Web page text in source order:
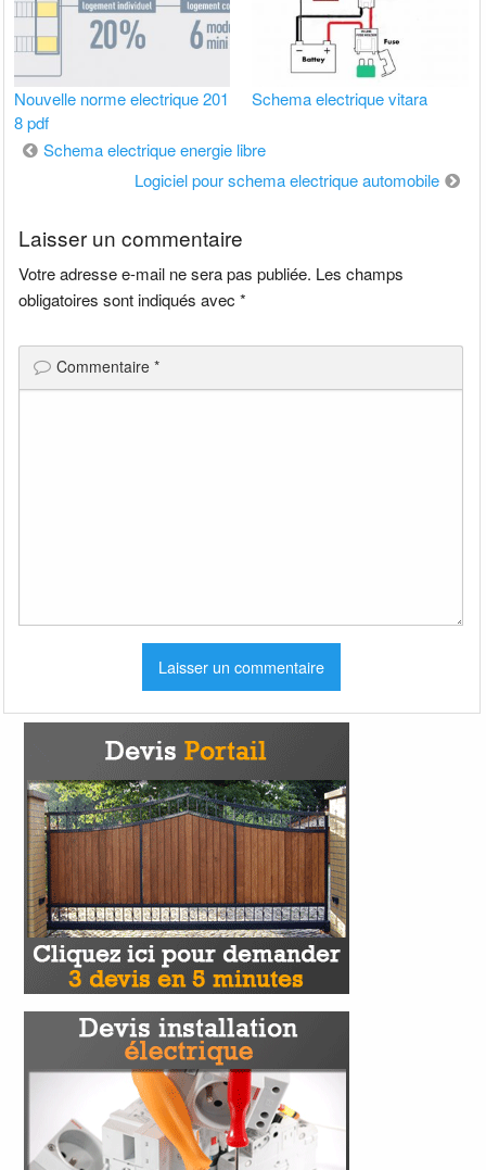
Nouvelle norme electrique 201
8 pdf
Schema electrique vitara
Navigation
Schema electrique energie libre
Logiciel pour schema electrique automobile
Laisser un commentaire
Votre adresse e-mail ne sera pas publiée. Les champs
obligatoires sont indiqués avec*
Commentaire*